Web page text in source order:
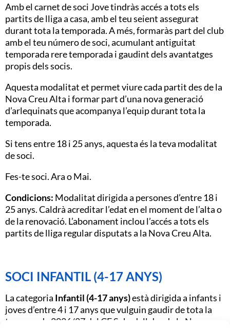
Amb el carnet de soci Jove tindràs accés a tots els
partits de lliga a casa, amb el teu seient assegurat
durant tota la temporada. A més, formaràs part del club
amb el teu número de soci, acumulant antiguitat
temporada rere temporada i gaudint dels avantatges
propis dels socis.
Aquesta modalitat et permet viure cada partit des de la
Nova Creu Alta i formar part d’una nova generació
d’arlequinats que acompanya l’equip durant tota la
temporada.
Si tens entre 18 i 25 anys, aquesta és la teva modalitat
de soci.
Fes-te soci. Ara o Mai.
Condicions: Modalitat dirigida a persones d’entre 18 i
25 anys. Caldrà acreditar l’edat en el moment de l’alta o
de la renovació. L’abonament inclou l’accés a tots els
partits de lliga regular disputats a la Nova Creu Alta.
SOCI INFANTIL (4-17 ANYS)
La categoria Infantil (4-17 anys)està dirigida a infants i
joves d’entre 4 i 17 anys que vulguin gaudir de tota la
temporada 2026/27 del CE Sabadell des de la Nova